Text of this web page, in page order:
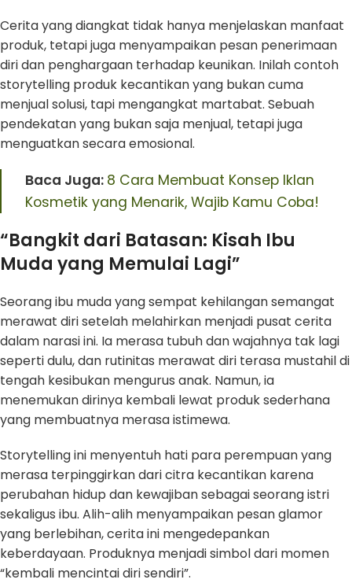
Cerita yang diangkat tidak hanya menjelaskan manfaat
produk, tetapi juga menyampaikan pesan penerimaan
diri dan penghargaan terhadap keunikan. Inilah contoh
storytelling produk kecantikan yang bukan cuma
menjual solusi, tapi mengangkat martabat. Sebuah
pendekatan yang bukan saja menjual, tetapi juga
menguatkan secara emosional.
Baca Juga: 8 Cara Membuat Konsep Iklan
Kosmetik yang Menarik, Wajib Kamu Coba!
“Bangkit dari Batasan: Kisah Ibu
Muda yang Memulai Lagi”
Seorang ibu muda yang sempat kehilangan semangat
merawat diri setelah melahirkan menjadi pusat cerita
dalam narasi ini. Ia merasa tubuh dan wajahnya tak lagi
seperti dulu, dan rutinitas merawat diri terasa mustahil di
tengah kesibukan mengurus anak. Namun, ia
menemukan dirinya kembali lewat produk sederhana
yang membuatnya merasa istimewa.
Storytelling ini menyentuh hati para perempuan yang
merasa terpinggirkan dari citra kecantikan karena
perubahan hidup dan kewajiban sebagai seorang istri
sekaligus ibu. Alih-alih menyampaikan pesan glamor
yang berlebihan, cerita ini mengedepankan
keberdayaan. Produknya menjadi simbol dari momen
“kembali mencintai diri sendiri”.